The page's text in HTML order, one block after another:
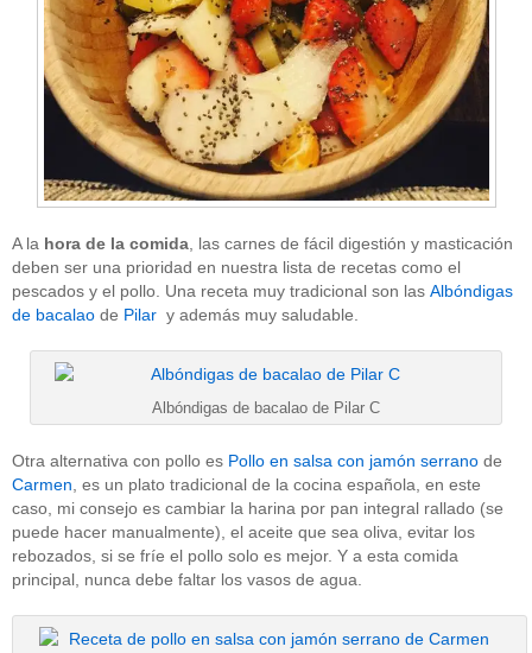
A la hora de la comida , las carnes de fácil digestión y masticación
deben ser una prioridad en nuestra lista de recetas como el
pescados y el pollo. Una receta muy tradicional son las Albóndigas
de bacalao de Pilar y además muy saludable.
Albóndigas de bacalao de Pilar C
Otra alternativa con pollo es Pollo en salsa con jamón serrano de
Carmen , es un plato tradicional de la cocina española, en este
caso, mi consejo es cambiar la harina por pan integral rallado (se
puede hacer manualmente), el aceite que sea oliva, evitar los
rebozados, si se fríe el pollo solo es mejor. Y a esta comida
principal, nunca debe faltar los vasos de agua.